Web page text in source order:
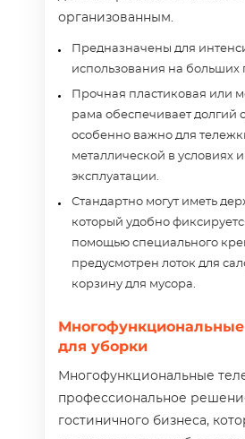
организованным.
Предназначены для
использования на больших
Прочная пластиковая или
рама обеспечивает долгий
особенно важно для
металлической в условиях
эксплуатации.
Стандартно могут иметь
который удобно
помощью специального
предусмотрен лоток для
корзину для мусора.
для уборки
Многофункциональные
профессиональное
гостиничного бизнеса,